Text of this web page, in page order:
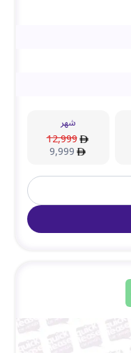
شهر
12,999
9,999